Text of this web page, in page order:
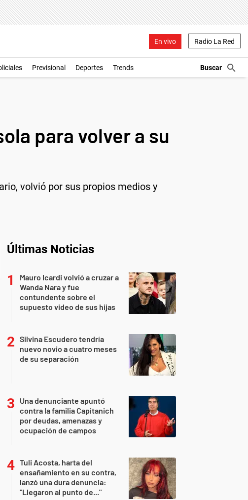
En vivo Radio La Red
Previsional Deportes Trends
para volver a su
volvió por sus propios medios y
Últimas Noticias
Mauro Icardi volvió a cruzar a
Wanda Nara y fue
contundente sobre el
supuesto video de sus hijas
Silvina Escudero tendría
nuevo novio a cuatro meses
de su separación
Una denunciante apuntó
contra la familia Capitanich
por deudas, amenazas y
ocupación de campos
Tuli Acosta, harta del
ensañamiento en su contra,
lanzó una dura denuncia:
"Llegaron al punto de..."